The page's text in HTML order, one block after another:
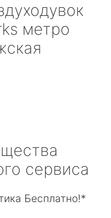
метро
сервиса
Бесплатно!*